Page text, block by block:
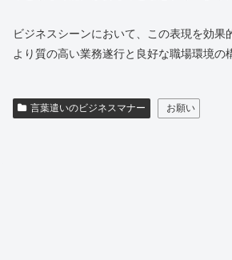
ビジネスシーンにおいて、この表現を効果
より質の高い業務遂行と良好な職場環境の
言葉遣いのビジネスマナー お願い